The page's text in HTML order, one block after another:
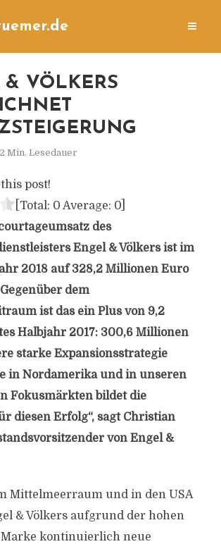
& VÖLKERS
2 Min. Lesedauer
post!
[Total: 0 Average: 0]
des
Engel & Völkers ist im
2018 auf 328,2 Millionen Euro
dem
ist das ein Plus von 9,2
Halbjahr 2017: 300,6 Millionen
starke Expansionsstrategie
in Nordamerika und in unseren
Fokusmärkten bildet die
diesen Erfolg“, sagt Christian
von Engel &
Mittelmeerraum und in den USA
& Völkers aufgrund der hohen
Marke kontinuierlich neue